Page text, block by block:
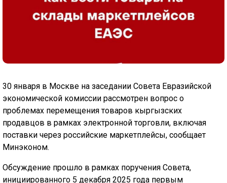
30 января в Москве на заседании Совета Евразийской
экономической комиссии рассмотрен вопрос о
проблемах перемещения товаров кыргызских
продавцов в рамках электронной торговли, включая
поставки через российские маркетплейсы, сообщает
Минэконом.
Обсуждение прошло в рамках поручения Совета,
инициированного 5 декабря 2025 года первым